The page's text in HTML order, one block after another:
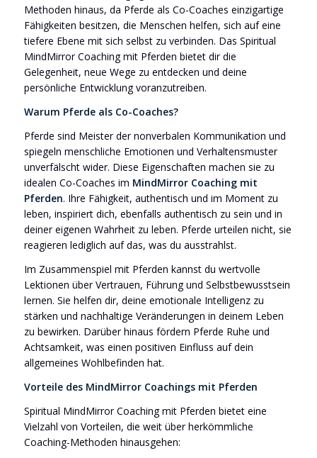
Methoden hinaus, da Pferde als Co-Coaches einzigartige
Fähigkeiten besitzen, die Menschen helfen, sich auf eine
tiefere Ebene mit sich selbst zu verbinden. Das Spiritual
MindMirror Coaching mit Pferden bietet dir die
Gelegenheit, neue Wege zu entdecken und deine
persönliche Entwicklung voranzutreiben.
Warum Pferde als Co-Coaches?
Pferde sind Meister der nonverbalen Kommunikation und
spiegeln menschliche Emotionen und Verhaltensmuster
unverfälscht wider. Diese Eigenschaften machen sie zu
idealen Co-Coaches im MindMirror Coaching mit
Pferden. Ihre Fähigkeit, authentisch und im Moment zu
leben, inspiriert dich, ebenfalls authentisch zu sein und in
deiner eigenen Wahrheit zu leben. Pferde urteilen nicht, sie
reagieren lediglich auf das, was du ausstrahlst.
Im Zusammenspiel mit Pferden kannst du wertvolle
Lektionen über Vertrauen, Führung und Selbstbewusstsein
lernen. Sie helfen dir, deine emotionale Intelligenz zu
stärken und nachhaltige Veränderungen in deinem Leben
zu bewirken. Darüber hinaus fördern Pferde Ruhe und
Achtsamkeit, was einen positiven Einfluss auf dein
allgemeines Wohlbefinden hat.
Vorteile des MindMirror Coachings mit Pferden
Spiritual MindMirror Coaching mit Pferden bietet eine
Vielzahl von Vorteilen, die weit über herkömmliche
Coaching-Methoden hinausgehen: